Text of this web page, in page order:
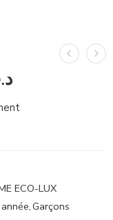
ECO-LUX
,Garçons